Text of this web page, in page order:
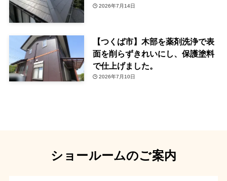
2026年7月14日
【つくば市】木部を薬剤洗浄で表
面を削らずきれいにし、保護塗料
で仕上げました。
2026年7月10日
ショールームのご案内